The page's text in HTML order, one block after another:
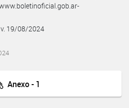
19/08/2024
Anexo - 1